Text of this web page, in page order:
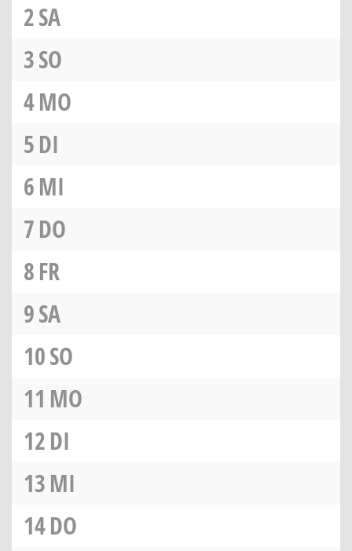
2SA
3SO
4MO
5DI
6MI
7DO
8FR
9SA
10SO
11 MO
12DI
13MI
14DO